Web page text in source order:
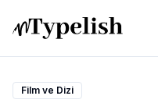
Film ve Dizi